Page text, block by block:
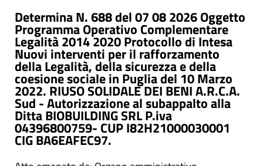
Determina N. 688 del 07 08 2026 Oggetto
Programma Operativo Complementare
Legalità 2014 2020 Protocollo di Intesa
Nuovi interventi per il rafforzamento
della Legalità, della sicurezza e della
coesione sociale in Puglia del 10 Marzo
2022. RIUSO SOLIDALE DEI BENI A.R.C.A.
Sud - Autorizzazione al subappalto alla
Ditta BIOBUILDING SRL P.iva
04396800759- CUP I82H21000030001
CIG BA6EAFEC97.